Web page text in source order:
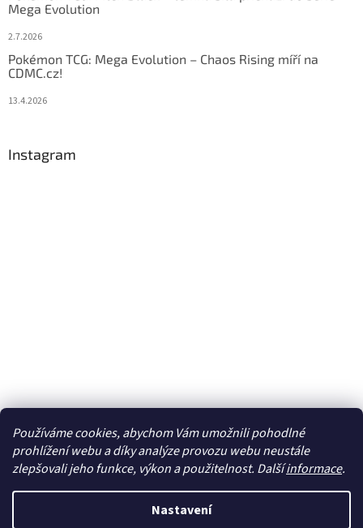
Používáme cookies, abychom Vám umožnili pohodlné
prohlížení webu a díky analýze provozu webu neustále
zlepšovali jeho funkce, výkon a použitelnost. Dalšíinformace.
Nastavení
Mega Evolution
2.7.2026
Pokémon TCG: Mega Evolution – Chaos Rising míří na
CDMC.cz!
13.4.2026
Instagram
Sledovat na Instagramu